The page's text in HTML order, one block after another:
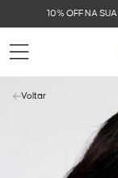
FRETE
Voltar